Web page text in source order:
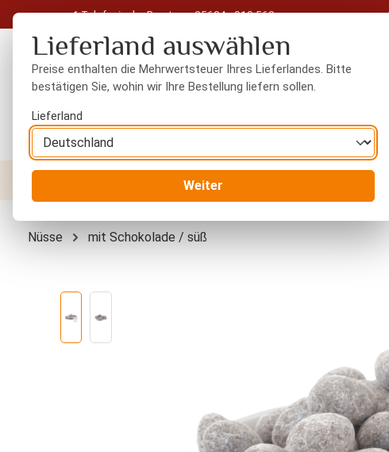
Hauptinhalt springen
Zur Suche springen
Zur Hauptnavigation springen
Telefonische Beratung: 05604 - 919 563
Trockenfrüchte Gewürze
Nüsse mit Schokolade / süß
Bildergalerie überspringen
Lieferland auswählen
Preise enthalten die Mehrwertsteuer Ihres Lieferlandes. Bitte
bestätigen Sie, wohin wir Ihre Bestellung liefern sollen.
Lieferland
Weiter